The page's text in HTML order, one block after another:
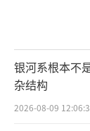
银河系根本不
杂结构
2026-08-09